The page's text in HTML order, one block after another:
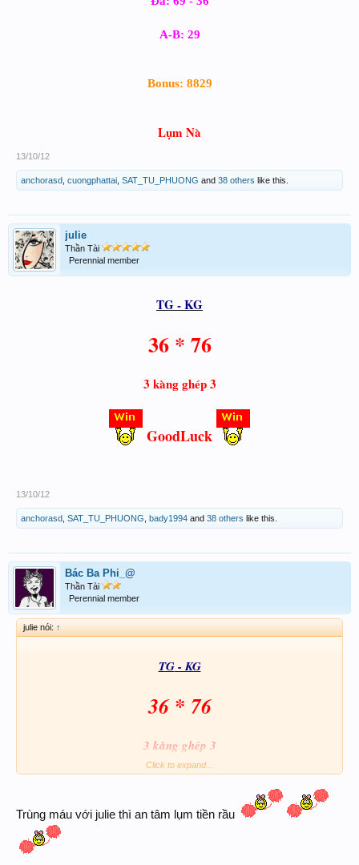
A-B: 29
Bonus: 8829
Lụm Nà
13/10/12
anchorasd cuongphattai SAT_TU_PHUONG and 38 others like this.
julie
Thần Tài
Perennial member
TG- KG
36 * 76
3 kàng ghép 3
GoodLuck
13/10/12
anchorasd SAT_TU_PHUONG bady1994 and 38 others like this.
Bác Ba Phi_@
Thần Tài
Perennial member
julie nói: ↑
TG- KG
36 * 76
3 kàng ghép 3
Click to expand...
Trùng máu với julie thì an tâm lụm tiền rầu